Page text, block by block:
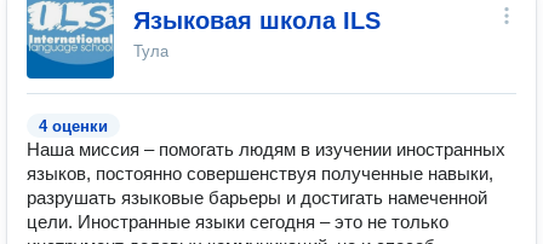
Языковая школа ILS
Тула
4 оценки
Наша миссия – помогать людям в изучении иностранных
языков, постоянно совершенствуя полученные навыки,
разрушать языковые барьеры и достигать намеченной
цели. Иностранные языки сегодня – это не только